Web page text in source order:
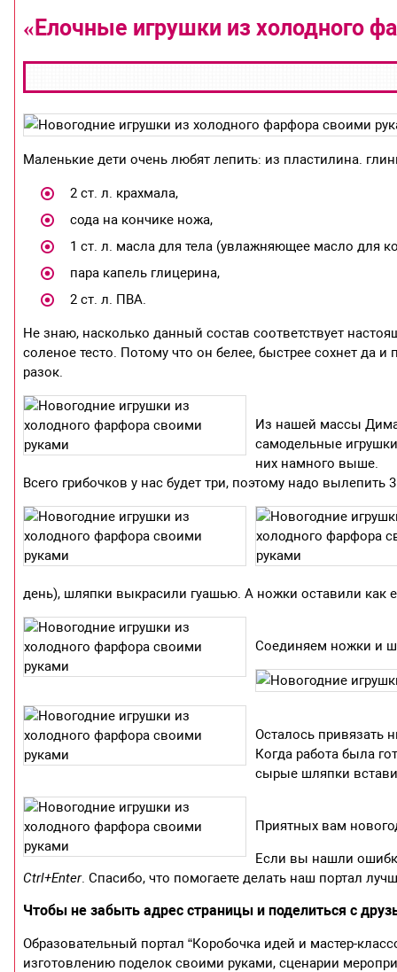
«Елочные игрушки из холодного
Маленькие дети очень любят лепить: из пластилина.
2 ст. л. крахмала,
сода на кончике ножа,
1 ст. л. масла для тела (увлажняющее масло для
пара капель глицерина,
2 ст. л. ПВА.
Не знаю, насколько данный состав соответствует
соленое тесто. Потому что он белее, быстрее сохнет да
разок.
Из нашей массы
самодельные
них намного выше.
Всего грибочков у нас будет три, поэтому надо
день), шляпки выкрасили гуашью. А ножки оставили как
Соединяем ножки и
Осталось привязать
Когда работа была
сырые шляпки
Приятных вам
Если вы нашли
Ctrl+Enter. Спасибо, что помогаете делать наш портал
Чтобы не забыть адрес страницы и поделиться с
Образовательный портал “Коробочка идей и мастер-
изготовлению поделок своими руками, сценарии